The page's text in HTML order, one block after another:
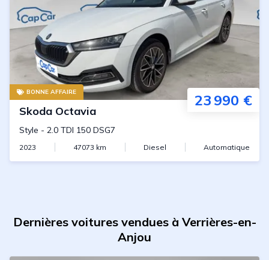
BONNE AFFAIRE 23 990 €
Skoda Octavia
Style - 2.0 TDI 150 DSG7
2023 47073 km Diesel Automatique
Dernières voitures vendues à Verrières-en-
Anjou